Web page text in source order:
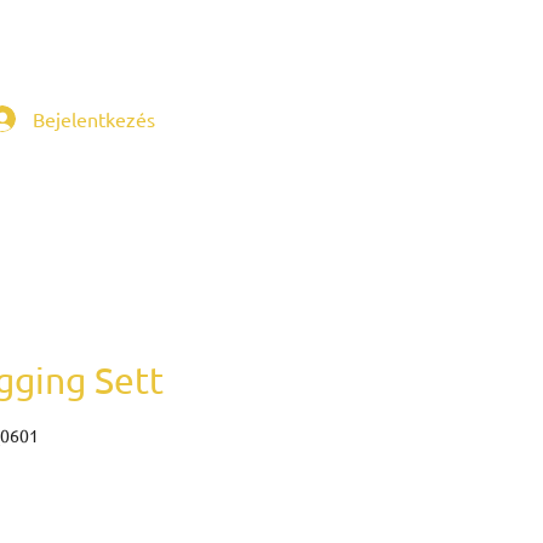
Bejelentkezés
Sett